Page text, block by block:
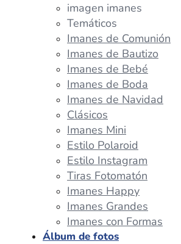
imagen imanes
Temáticos
Imanes de Comunión
Imanes de Bautizo
Imanes de Bebé
Imanes de Boda
Imanes de Navidad
Clásicos
Imanes Mini
Estilo Polaroid
Estilo Instagram
Tiras Fotomatón
Imanes Happy
Imanes Grandes
Imanes con Formas
Álbum de fotos